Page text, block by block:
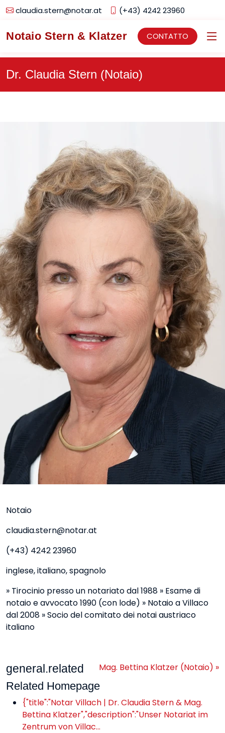
claudia.stern@notar.at (+43) 4242 23960
Notaio Stern & Klatzer CONTATTO
Dr. Claudia Stern (Notaio)
Notaio
claudia.stern@notar.at
(+43) 4242 23960
inglese, italiano, spagnolo
» Tirocinio presso un notariato dal 1988 » Esame di
notaio e avvocato 1990 (con lode) » Notaio a Villaco
dal 2008 » Socio del comitato dei notai austriaco
italiano
Mag. Bettina Klatzer (Notaio) »
general.related
Related Homepage
{"title":"Notar Villach | Dr. Claudia Stern & Mag.
Bettina Klatzer","description":"Unser Notariat im
Zentrum von Villac…